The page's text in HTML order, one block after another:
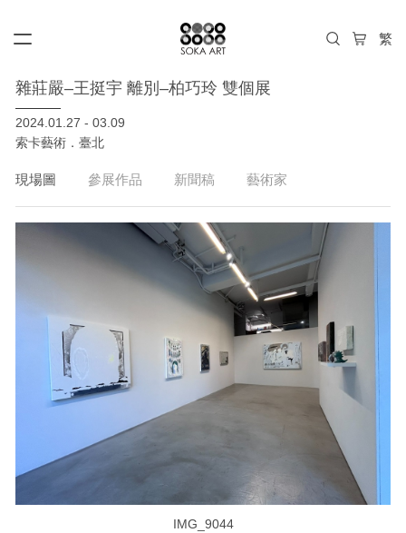
雜莊嚴–王挺宇 離別–柏巧玲 雙個展
2024.01.27 - 03.09
索卡藝術．臺北
現場圖 參展作品 新聞稿 藝術家
IMG_9044